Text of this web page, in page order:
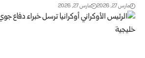
مارس 27, 2026 مارس 27, 2026